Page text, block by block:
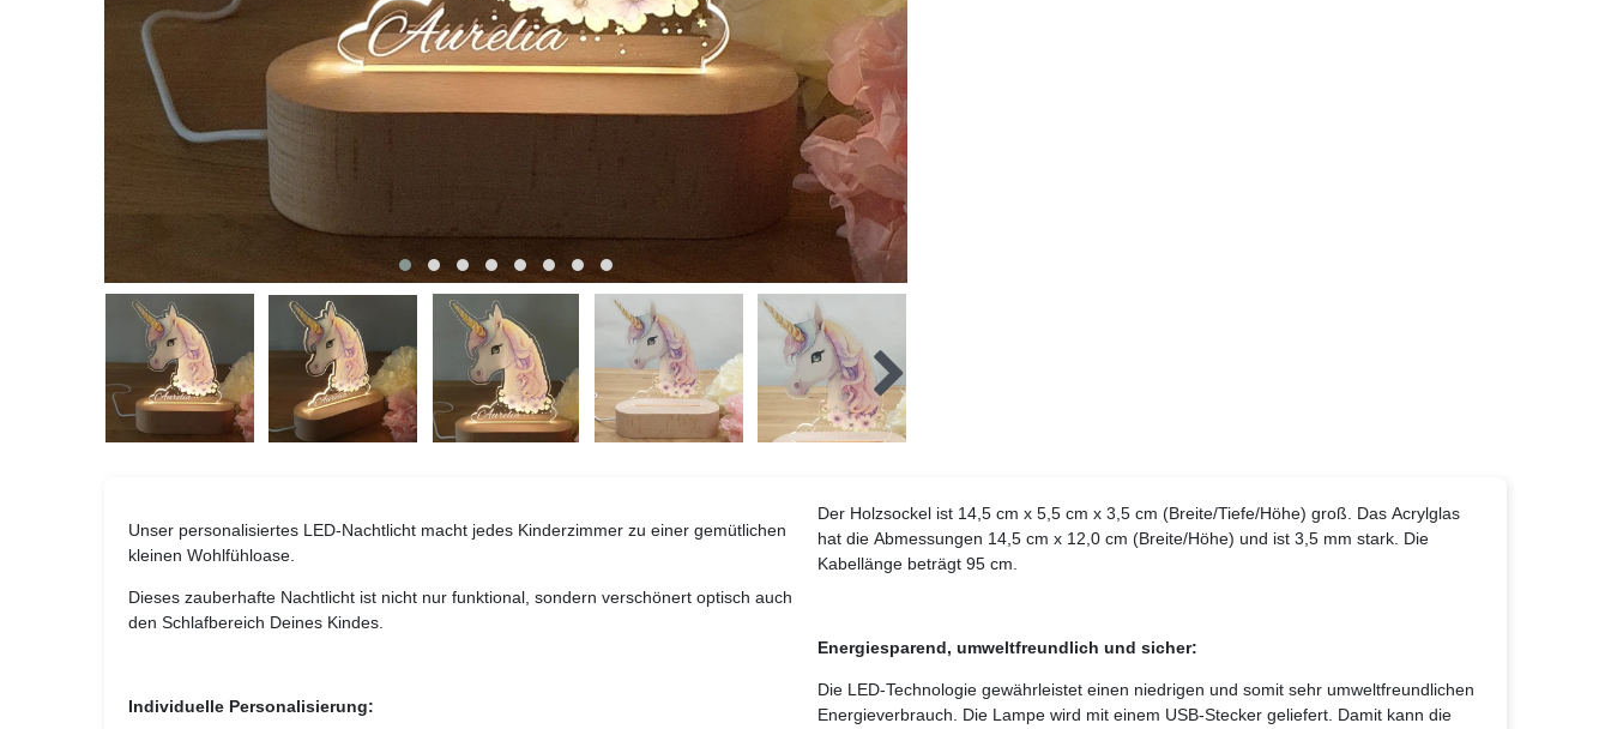
Unser personalisiertes LED-Nachtlicht macht jedes Kinderzimmer zu einer gemütlichen
kleinen Wohlfühloase.
Dieses zauberhafte Nachtlicht ist nicht nur funktional, sondern verschönert optisch auch
den Schlafbereich Deines Kindes.
Individuelle Personalisierung:
Der Holzsockel ist 14,5 cm x 5,5 cm x 3,5 cm (Breite/Tiefe/Höhe) groß. Das Acrylglas
hat die Abmessungen 14,5 cm x 12,0 cm (Breite/Höhe) und ist 3,5 mm stark. Die
Kabellänge beträgt 95 cm.
Energiesparend, umweltfreundlich und sicher:
Die LED-Technologie gewährleistet einen niedrigen und somit sehr umweltfreundlichen
Energieverbrauch. Die Lampe wird mit einem USB-Stecker geliefert. Damit kann die